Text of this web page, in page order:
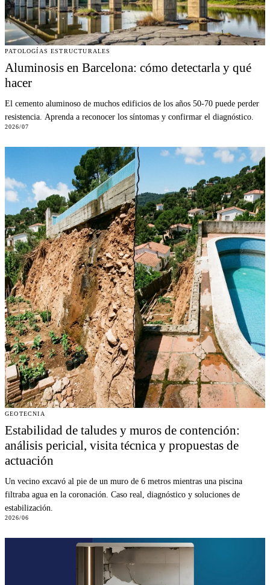
PATOLOGÍAS ESTRUCTURALES
Aluminosis en Barcelona: cómo detectarla y qué
hacer
El cemento aluminoso de muchos edificios de los años 50-70 puede perder
resistencia. Aprenda a reconocer los síntomas y confirmar el diagnóstico.
2026/07
GEOTECNIA
Estabilidad de taludes y muros de contención:
análisis pericial, visita técnica y propuestas de
actuación
Un vecino excavó al pie de un muro de 6 metros mientras una piscina
filtraba agua en la coronación. Caso real, diagnóstico y soluciones de
estabilización.
2026/06